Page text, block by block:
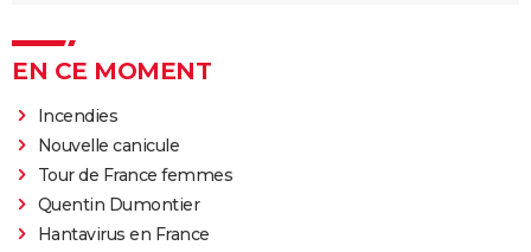
EN CE MOMENT
Incendies
Nouvelle canicule
Tour de France femmes
Quentin Dumontier
Hantavirus en France